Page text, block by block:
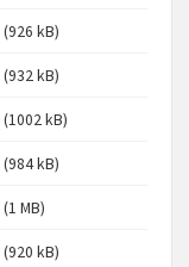
(926 kB)
(932 kB)
(1002 kB)
(984 kB)
(1 MB)
(920 kB)